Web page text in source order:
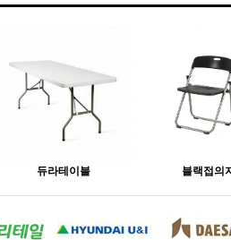
듀라테이블 블랙접의